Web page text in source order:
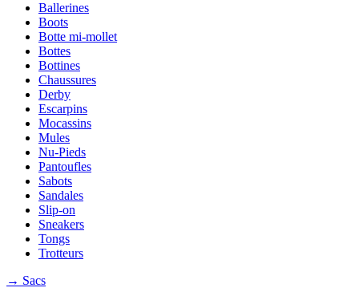
Ballerines
Boots
Botte mi-mollet
Bottes
Bottines
Chaussures
Derby
Escarpins
Mocassins
Mules
Nu-Pieds
Pantoufles
Sabots
Sandales
Slip-on
Sneakers
Tongs
Trotteurs
→ Sacs